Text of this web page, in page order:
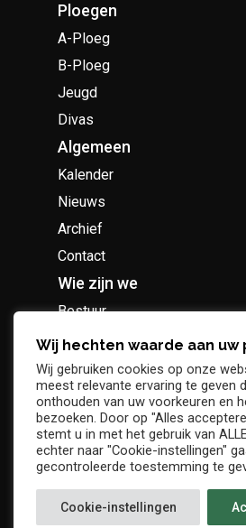
Ploegen
A-Ploeg
B-Ploeg
Jeugd
Divas
Algemeen
Kalender
Nieuws
Archief
Contact
Wie zijn we
Bestuur
Geschiedenis
Supportersclub
Socio Business Club
Wij hechten waarde aan uw
Wij gebruiken cookies op onze
meest relevante ervaring te geven
onthouden van uw voorkeuren en
bezoeken. Door op "Alles
stemt u in met het gebruik van
echter naar "Cookie-instellingen"
gecontroleerde toestemming te
Cookie-instellingen